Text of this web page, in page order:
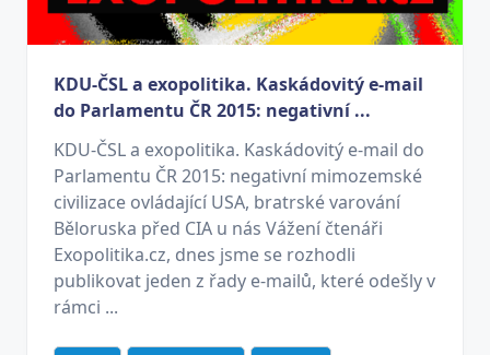
KDU-ČSL a exopolitika. Kaskádovitý e-mail
do Parlamentu ČR 2015: negativní ...
KDU-ČSL a exopolitika. Kaskádovitý e-mail do
Parlamentu ČR 2015: negativní mimozemské
civilizace ovládající USA, bratrské varování
Běloruska před CIA u nás Vážení čtenáři
Exopolitika.cz, dnes jsme se rozhodli
publikovat jeden z řady e-mailů, které odešly v
rámci ...